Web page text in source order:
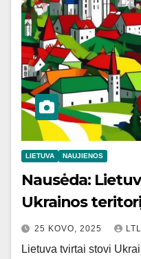
LIETUVA NAUJIENOS
Nausėda:
Ukrainos
25 KOVO, 2025
Lietuva tvirtai stovi